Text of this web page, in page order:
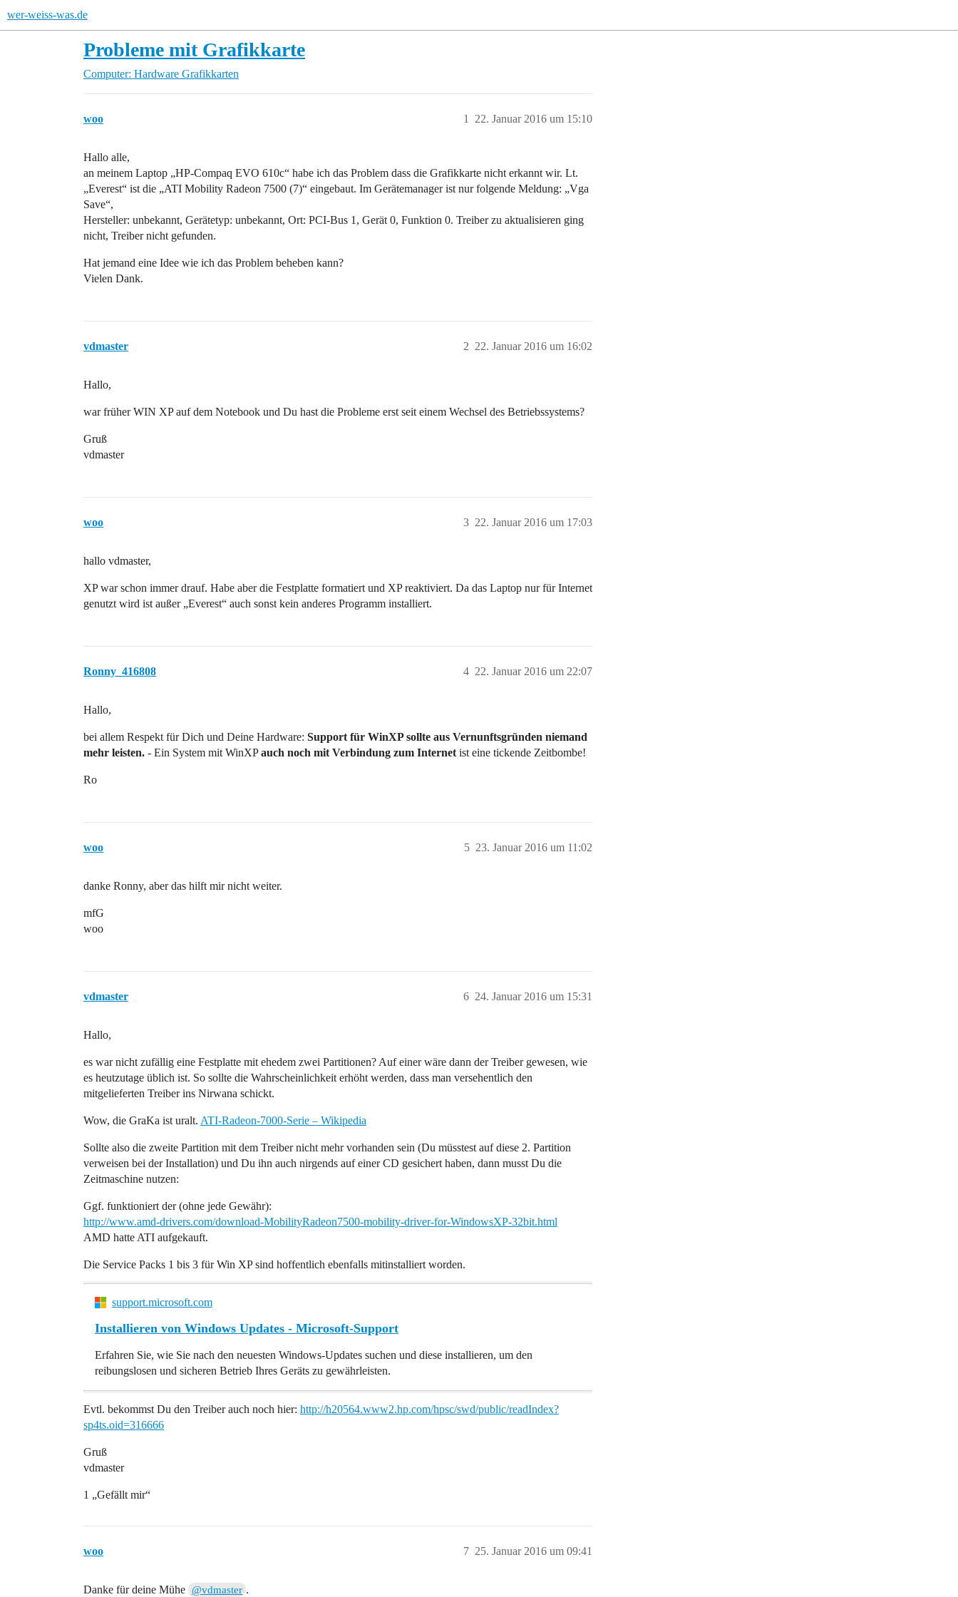
wer-weiss-was.de
Probleme mit Grafikkarte
Computer: Hardware Grafikkarten
woo 22. Januar 2016 um 15:10
1
Hallo alle,
an meinem Laptop „HP-Compaq EVO 610c“ habe ich das Problem dass die Grafikkarte nicht erkannt wir. Lt.
„Everest“ ist die „ATI Mobility Radeon 7500 (7)“ eingebaut. Im Gerätemanager ist nur folgende Meldung: „Vga
Save“,
Hersteller: unbekannt, Gerätetyp: unbekannt, Ort: PCI-Bus 1, Gerät 0, Funktion 0. Treiber zu aktualisieren ging
nicht, Treiber nicht gefunden.
Hat jemand eine Idee wie ich das Problem beheben kann?
Vielen Dank.
vdmaster 22. Januar 2016 um 16:02
2
Hallo,
war früher WIN XP auf dem Notebook und Du hast die Probleme erst seit einem Wechsel des Betriebssystems?
Gruß
vdmaster
woo 22. Januar 2016 um 17:03
3
hallo vdmaster,
XP war schon immer drauf. Habe aber die Festplatte formatiert und XP reaktiviert. Da das Laptop nur für Internet
genutzt wird ist außer „Everest“ auch sonst kein anderes Programm installiert.
Ronny_416808 22. Januar 2016 um 22:07
4
Hallo,
bei allem Respekt für Dich und Deine Hardware: Support für WinXP sollte aus Vernunftsgründen niemand
mehr leisten. - Ein System mit WinXPauch noch mit Verbindung zum Internet ist eine tickende Zeitbombe!
Ro
woo 23. Januar 2016 um 11:02
5
danke Ronny, aber das hilft mir nicht weiter.
mfG
woo
vdmaster 24. Januar 2016 um 15:31
6
Hallo,
es war nicht zufällig eine Festplatte mit ehedem zwei Partitionen? Auf einer wäre dann der Treiber gewesen, wie
es heutzutage üblich ist. So sollte die Wahrscheinlichkeit erhöht werden, dass man versehentlich den
mitgelieferten Treiber ins Nirwana schickt.
Wow, die GraKa ist uralt. ATI-Radeon-7000-Serie – Wikipedia
Sollte also die zweite Partition mit dem Treiber nicht mehr vorhanden sein (Du müsstest auf diese 2. Partition
verweisen bei der Installation) und Du ihn auch nirgends auf einer CD gesichert haben, dann musst Du die
Zeitmaschine nutzen:
Ggf. funktioniert der (ohne jede Gewähr):
http://www.amd-drivers.com/download-MobilityRadeon7500-mobility-driver-for-WindowsXP-32bit.html
AMD hatte ATI aufgekauft.
Die Service Packs 1 bis 3 für Win XP sind hoffentlich ebenfalls mitinstalliert worden.
support.microsoft.com
Installieren von Windows Updates - Microsoft-Support
Erfahren Sie, wie Sie nach den neuesten Windows-Updates suchen und diese installieren, um den
reibungslosen und sicheren Betrieb Ihres Geräts zu gewährleisten.
Evtl. bekommst Du den Treiber auch noch hier: http://h20564.www2.hp.com/hpsc/swd/public/readIndex?
sp4ts.oid=316666
Gruß
vdmaster
1 „Gefällt mir“
woo 25. Januar 2016 um 09:41
7
Danke für deine Mühe @vdmaster .